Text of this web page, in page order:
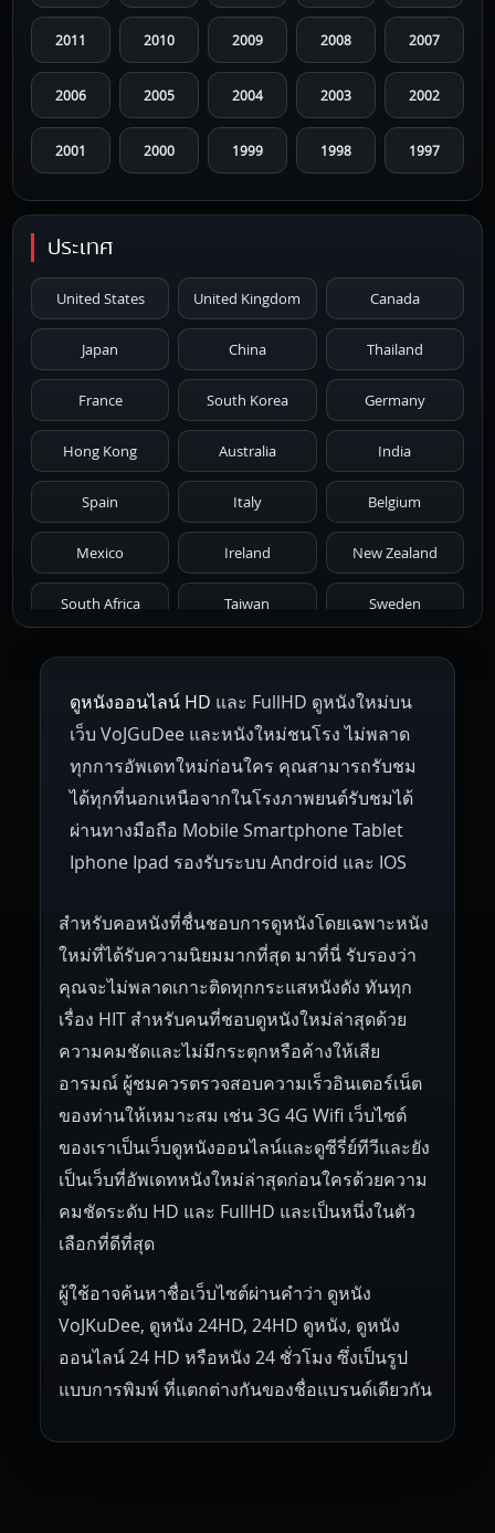
2011 2010 2009 2008 2007
2006 2005 2004 2003 2002
2001 2000 1999 1998 1997
1996 1995 1994 1993 1992
1986 1985 1984 1983 1982
1981 1980 1979 1978 1977
1976 1975 1974 1973 1972
1971 1970 1969 1968 1967
1966 1965 1964 1963 1962
1959 1955
1945 1942 1941 1940 1939
1938 1937 1930 1928 1916
ประเทศ
United States United Kingdom Canada
Japan China Thailand
France South Korea Germany
Hong Kong Australia India
Spain Italy Belgium
Mexico Ireland New Zealand
South Africa Taiwan Sweden
Netherlands Russia Poland
Hungary Denmark Bulgaria
Czech Republic Brazil Turkey
ดูหนังออนไลน์ HD และ FullHD ดูหนังใหม่บน
เว็บ VoJGuDee และหนังใหม่ชนโรง ไม่พลาด
ทุกการอัพเดทใหม่ก่อนใคร คุณสามารถรับชม
ได้ทุกที่นอกเหนือจากในโรงภาพยนต์รับชมได้
ผ่านทางมือถือ Mobile Smartphone Tablet
Iphone Ipad รองรับระบบ Android และ IOS
สำหรับคอหนังที่ชื่นชอบการดูหนังโดยเฉพาะหนัง
ใหม่ที่ได้รับความนิยมมากที่สุด มาที่นี่ รับรองว่า
คุณจะไม่พลาดเกาะติดทุกกระแสหนังดัง ทันทุก
เรื่อง HIT สำหรับคนที่ชอบดูหนังใหม่ล่าสุดด้วย
ความคมชัดและไม่มีกระตุกหรือค้างให้เสีย
อารมณ์ ผู้ชมควรตรวจสอบความเร็วอินเตอร์เน็ต
ของท่านให้เหมาะสม เช่น 3G 4G Wifi เว็บไซต์
ของเราเป็นเว็บดูหนังออนไลน์และดูซีรี่ย์ทีวีและยัง
เป็นเว็บที่อัพเดทหนังใหม่ล่าสุดก่อนใครด้วยความ
คมชัดระดับ HD และ FullHD และเป็นหนึ่งในตัว
เลือกที่ดีที่สุด
ผู้ใช้อาจค้นหาชื่อเว็บไซต์ผ่านคำว่า ดูหนัง
VoJKuDee, ดูหนัง 24HD, 24HD ดูหนัง, ดูหนัง
ออนไลน์ 24 HD หรือหนัง 24 ชั่วโมง ซึ่งเป็นรูป
แบบการพิมพ์ ที่แตกต่างกันของชื่อแบรนด์เดียวกัน